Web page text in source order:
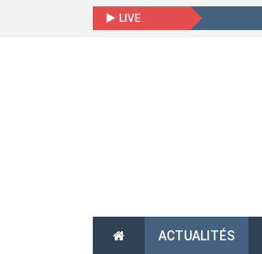
LIVE
ACTUALITÉS